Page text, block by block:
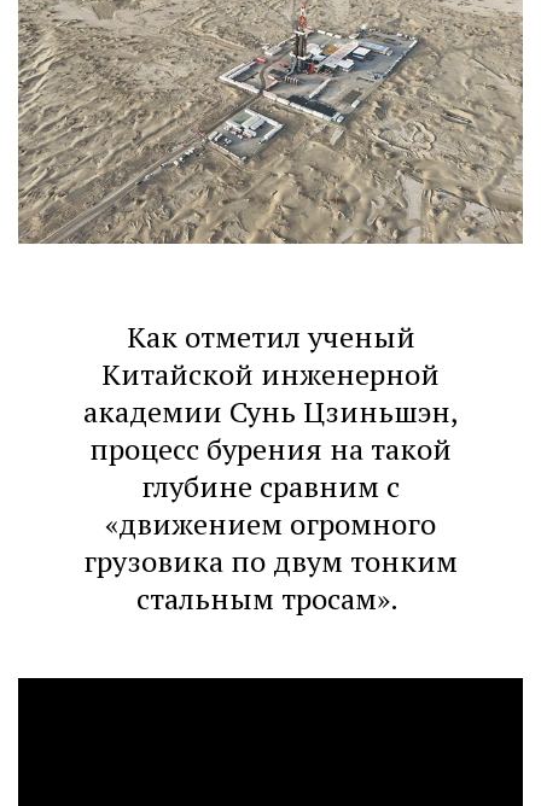
Как отметил ученый
Китайской инженерной
академии Сунь Цзиньшэн,
процесс бурения на такой
глубине сравним с
«движением огромного
грузовика по двум тонким
стальным тросам».